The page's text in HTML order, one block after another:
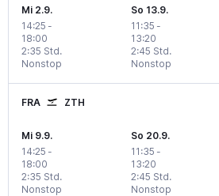
Mi 2.9.
14:25 -
18:00
Nonstop
2:35 Std.
So 13.9.
11:35 -
13:20
Nonstop
2:45 Std.
FRA ZTH
Mi 9.9.
14:25 -
18:00
Nonstop
2:35 Std.
So 20.9.
11:35 -
13:20
Nonstop
2:45 Std.